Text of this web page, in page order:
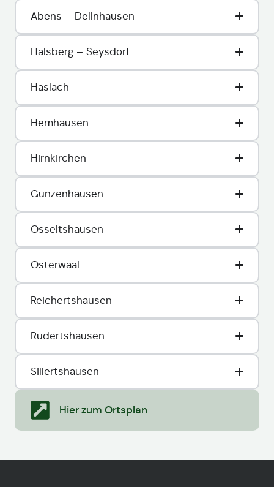
Abens – Dellnhausen
Halsberg – Seysdorf
Haslach
Hemhausen
Hirnkirchen
Günzenhausen
Osseltshausen
Osterwaal
Reichertshausen
Rudertshausen
Sillertshausen
Hier zum Ortsplan